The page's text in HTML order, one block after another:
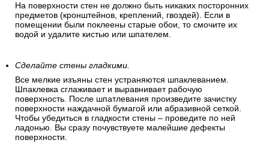
На поверхности стен не должно быть никаких посторонних
предметов (кронштейнов, креплений, гвоздей). Если в
помещении были поклеены старые обои, то смочите их
водой и удалите кистью или шпателем.
Сделайте стены гладкими.
Все мелкие изъяны стен устраняются шпаклеванием.
Шпаклевка сглаживает и выравнивает рабочую
поверхность. После шпатлевания произведите зачистку
поверхности наждачной бумагой или абразивной сеткой.
Чтобы убедиться в гладкости стены – проведите по ней
ладонью. Вы сразу почувствуете малейшие дефекты
поверхности.